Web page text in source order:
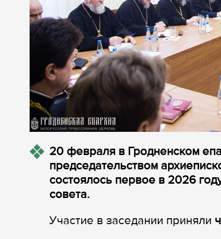
20 февраля в Гродненском
председательством
состоялось первое в 2026
совета.
Участие в заседании приняли